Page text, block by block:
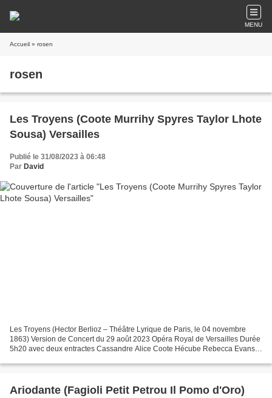
MENU
Accueil » rosen
rosen
Les Troyens (Coote Murrihy Spyres Taylor Lhote
Sousa) Versailles
Publié le 31/08/2023 à 06:48
Par David
Les Troyens (Hector Berlioz – Théâtre Lyrique de Paris, le 04 novembre
1863) Version de Concert du 29 août 2023 Opéra Royal de Versailles Durée
5h20 avec deux entractes Cassandre Alice Coote Hécube Rebecca Evans
Ariodante (Fagioli Petit Petrou Il Pomo d'Oro)